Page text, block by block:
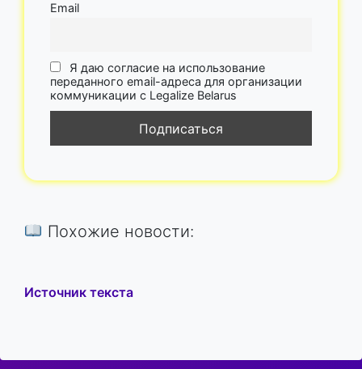
Email
Я даю согласие на использование
переданного email-адреса для организации
коммуникации с Legalize Belarus
Похожие новости:
Источник текста